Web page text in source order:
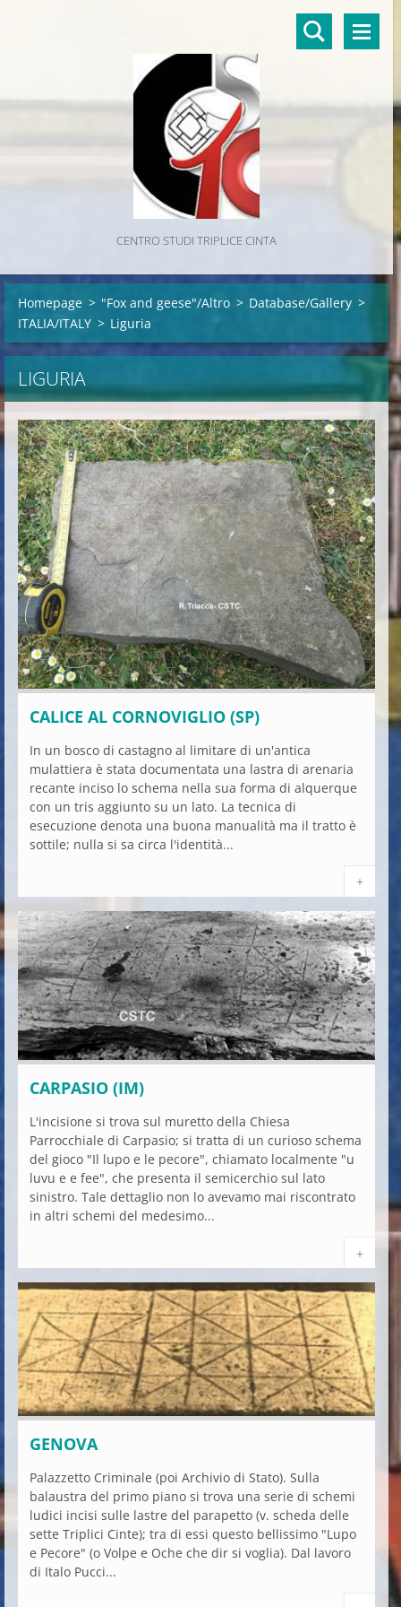
CENTRO STUDI TRIPLICE CINTA
Homepage > "Fox and geese"/Altro > Database/Gallery >
ITALIA/ITALY > Liguria
LIGURIA
CALICE AL CORNOVIGLIO (SP)
In un bosco di castagno al limitare di un'antica
mulattiera è stata documentata una lastra di arenaria
recante inciso lo schema nella sua forma di alquerque
con un tris aggiunto su un lato. La tecnica di
esecuzione denota una buona manualità ma il tratto è
sottile; nulla si sa circa l'identità...
+
CARPASIO (IM)
L'incisione si trova sul muretto della Chiesa
Parrocchiale di Carpasio; si tratta di un curioso schema
del gioco "Il lupo e le pecore", chiamato localmente "u
luvu e e fee", che presenta il semicerchio sul lato
sinistro. Tale dettaglio non lo avevamo mai riscontrato
in altri schemi del medesimo...
+
GENOVA
Palazzetto Criminale (poi Archivio di Stato). Sulla
balaustra del primo piano si trova una serie di schemi
ludici incisi sulle lastre del parapetto (v. scheda delle
sette Triplici Cinte); tra di essi questo bellissimo "Lupo
e Pecore" (o Volpe e Oche che dir si voglia). Dal lavoro
di Italo Pucci...